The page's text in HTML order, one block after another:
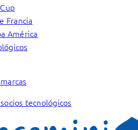
Francia
América
tecnológicos